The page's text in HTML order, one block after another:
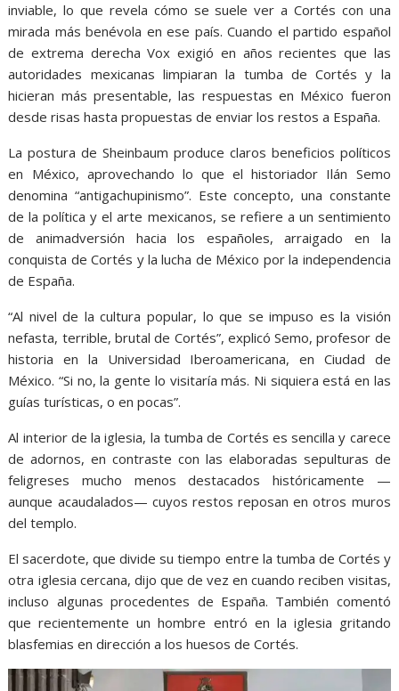
inviable, lo que revela cómo se suele ver a Cortés con una
mirada más benévola en ese país. Cuando el partido español
de extrema derecha Vox exigió en años recientes que las
autoridades mexicanas limpiaran la tumba de Cortés y la
hicieran más presentable, las respuestas en México fueron
desde risas hasta propuestas de enviar los restos a España.
La postura de Sheinbaum produce claros beneficios políticos
en México, aprovechando lo que el historiador Ilán Semo
denomina “antigachupinismo”. Este concepto, una constante
de la política y el arte mexicanos, se refiere a un sentimiento
de animadversión hacia los españoles, arraigado en la
conquista de Cortés y la lucha de México por la independencia
de España.
“Al nivel de la cultura popular, lo que se impuso es la visión
nefasta, terrible, brutal de Cortés”, explicó Semo, profesor de
historia en la Universidad Iberoamericana, en Ciudad de
México. “Si no, la gente lo visitaría más. Ni siquiera está en las
guías turísticas, o en pocas”.
Al interior de la iglesia, la tumba de Cortés es sencilla y carece
de adornos, en contraste con las elaboradas sepulturas de
feligreses mucho menos destacados históricamente —
aunque acaudalados— cuyos restos reposan en otros muros
del templo.
El sacerdote, que divide su tiempo entre la tumba de Cortés y
otra iglesia cercana, dijo que de vez en cuando reciben visitas,
incluso algunas procedentes de España. También comentó
que recientemente un hombre entró en la iglesia gritando
blasfemias en dirección a los huesos de Cortés.